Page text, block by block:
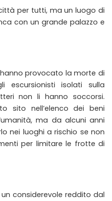
per tutti, ma un luogo di
con un grande palazzo e
provocato la morte di
escursionisti isolati sulla
non li hanno soccorsi.
sito nell’elenco dei beni
ma da alcuni anni
nei luoghi a rischio se non
per limitare le frotte di
considerevole reddito dal